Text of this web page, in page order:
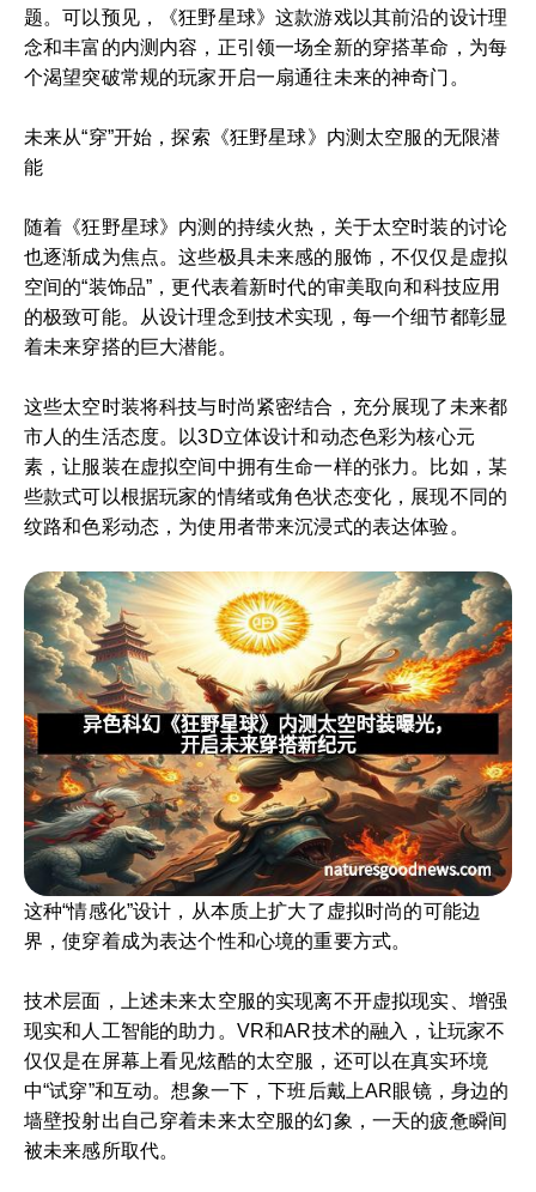
题。可以预见，《狂野星球》这款游戏以其前沿的设计理
念和丰富的内测内容，正引领一场全新的穿搭革命，为每
个渴望突破常规的玩家开启一扇通往未来的神奇门。
未来从“穿”开始，探索《狂野星球》内测太空服的无限潜
能
随着《狂野星球》内测的持续火热，关于太空时装的讨论
也逐渐成为焦点。这些极具未来感的服饰，不仅仅是虚拟
空间的“装饰品”，更代表着新时代的审美取向和科技应用
的极致可能。从设计理念到技术实现，每一个细节都彰显
着未来穿搭的巨大潜能。
这些太空时装将科技与时尚紧密结合，充分展现了未来都
市人的生活态度。以3D立体设计和动态色彩为核心元
素，让服装在虚拟空间中拥有生命一样的张力。比如，某
些款式可以根据玩家的情绪或角色状态变化，展现不同的
纹路和色彩动态，为使用者带来沉浸式的表达体验。
这种“情感化”设计，从本质上扩大了虚拟时尚的可能边
界，使穿着成为表达个性和心境的重要方式。
技术层面，上述未来太空服的实现离不开虚拟现实、增强
现实和人工智能的助力。VR和AR技术的融入，让玩家不
仅仅是在屏幕上看见炫酷的太空服，还可以在真实环境
中“试穿”和互动。想象一下，下班后戴上AR眼镜，身边的
墙壁投射出自己穿着未来太空服的幻象，一天的疲惫瞬间
被未来感所取代。